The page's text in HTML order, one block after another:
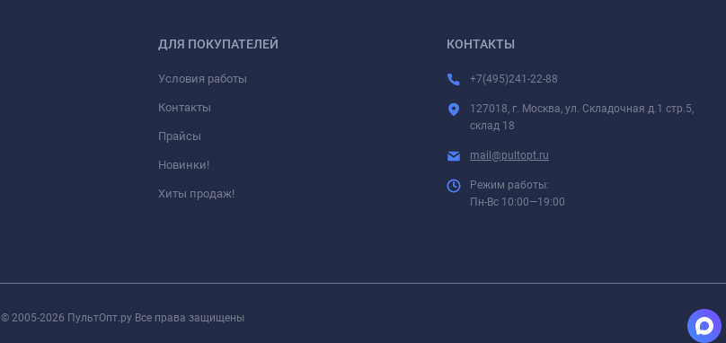
ДЛЯ ПОКУПАТЕЛЕЙ
Условия работы
Контакты
Прайсы
Новинки!
Хиты продаж!
КОНТАКТЫ
+7(495)241-22-88
127018, г. Москва, ул. Складочная д.1 стр.5,
склад 18
mail@pultopt.ru
Режим работы:
Пн-Вс 10:00—19:00
© 2005-2026 ПультОпт.ру Все права защищены